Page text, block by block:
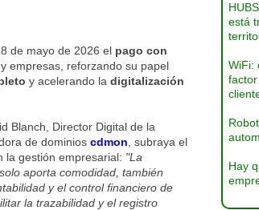
de mayo de 2026 el pago con
y empresas, reforzando su papel
y acelerando ladigitalización
Blanch, Director Digital de la
de dominioscdmon , subraya el
la gestión empresarial: "La
aporta comodidad, también
y el control financiero de
la trazabilidad y el registro
está
WiFi:
Hay